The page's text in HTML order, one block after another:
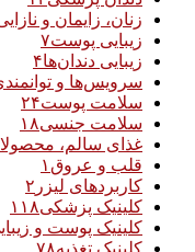
زنان، زایمان و
زیبایی پوست۷
زیبایی دندان‌ها۴
سرویس‌ها و
سلامت پوست۲۴
سلامت جنسی۱۸
غذای سالم،
قلب و عروق ۱
کاربردهای لیزر ۲
کلینیک پزشکی۱۱۸
کلینیک پوست و
کلینیک تغذیه۷۸